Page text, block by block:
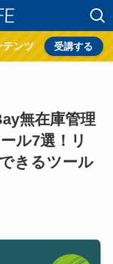
テンツ 受講する
無在庫管理
ル7選！リ
きるツール